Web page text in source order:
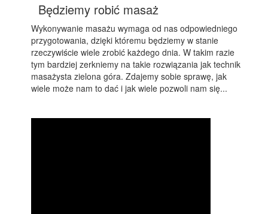
Będziemy robić masaż
Wykonywanie masażu wymaga od nas odpowiedniego
przygotowania, dzięki któremu będziemy w stanie
rzeczywiście wiele zrobić każdego dnia. W takim razie
tym bardziej zerkniemy na takie rozwiązania jak technik
masażysta zielona góra. Zdajemy sobie sprawę, jak
wiele może nam to dać i jak wiele pozwoli nam się...